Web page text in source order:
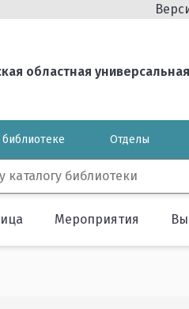
областная
Отделы
Мероприятия